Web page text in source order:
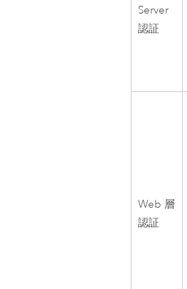
Server
認証
Web 層
認証